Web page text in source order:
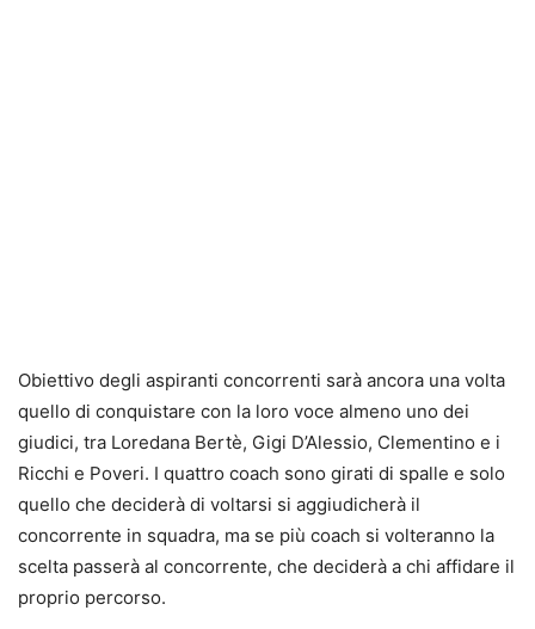
Obiettivo degli aspiranti concorrenti sarà ancora una volta
quello di conquistare con la loro voce almeno uno dei
giudici, tra Loredana Bertè, Gigi D’Alessio, Clementino e i
Ricchi e Poveri. I quattro coach sono girati di spalle e solo
quello che deciderà di voltarsi si aggiudicherà il
concorrente in squadra, ma se più coach si volteranno la
scelta passerà al concorrente, che deciderà a chi affidare il
proprio percorso.